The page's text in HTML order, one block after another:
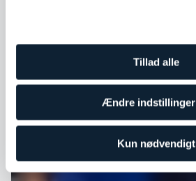
Tillad alle
Ændre indstillinger
Kun nødvendigt